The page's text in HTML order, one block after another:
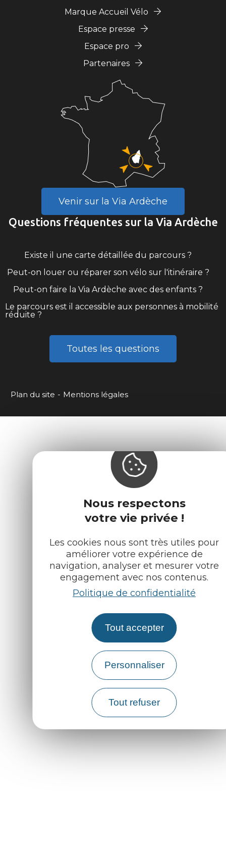
Nous respectons
votre vie privée !
Les cookies nous sont très utiles pour
améliorer votre expérience de
navigation, analyser et mesurer votre
engagement avec nos contenus.
Politique de confidentialité
Tout accepter
Personnaliser
Tout refuser
Marque Accueil Vélo
Espace presse
Espace pro
Partenaires
Venir sur la Via Ardèche
Questions fréquentes sur la Via Ardèche
Existe il une carte détaillée du parcours ?
Peut-on louer ou réparer son vélo sur l'itinéraire ?
Peut-on faire la Via Ardèche avec des enfants ?
Le parcours est il accessible aux personnes à mobilité
réduite ?
Toutes les questions
Plan du site Mentions légales